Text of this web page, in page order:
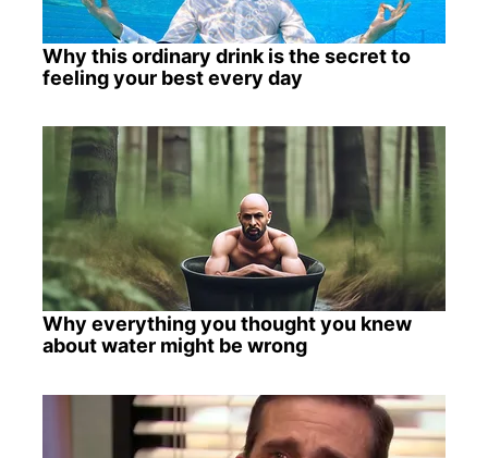
Why this ordinary drink is the secret to
feeling your best every day
Why everything you thought you knew
about water might be wrong